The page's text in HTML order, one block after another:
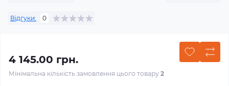
Відгуки: 0
4 145.00 грн.
Мінімальна кількість замовлення цього товару 2